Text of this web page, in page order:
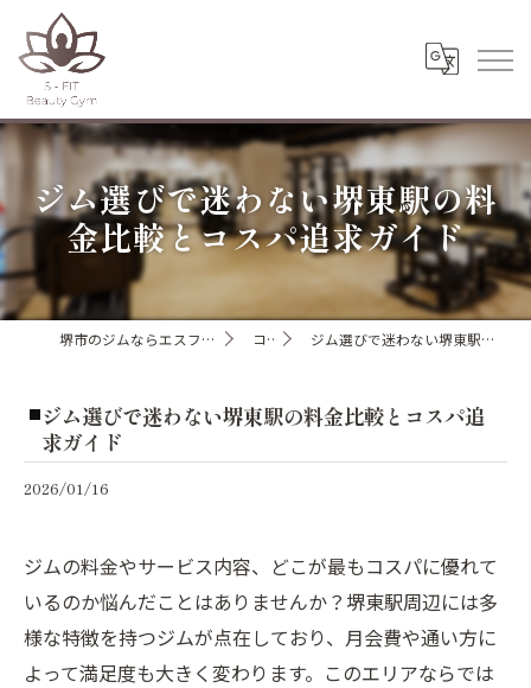
ジム選びで迷わない堺東駅の料
金比較とコスパ追求ガイド
堺市のジムならエスフィットビューティージム コラム ジム選びで迷わない堺東駅の料金比較とコスパ追求ガイド
ジム選びで迷わない堺東駅の料金比較とコスパ追
求ガイド
2026/01/16
ジムの料金やサービス内容、どこが最もコスパに優れて
いるのか悩んだことはありませんか？堺東駅周辺には多
様な特徴を持つジムが点在しており、月会費や通い方に
よって満足度も大きく変わります。このエリアならでは